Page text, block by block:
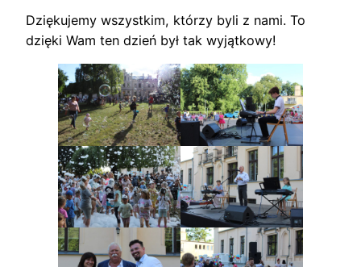
Dziękujemy wszystkim, którzy byli z nami. To
dzięki Wam ten dzień był tak wyjątkowy!